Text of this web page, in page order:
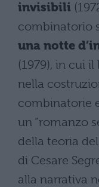
invisibili
combinatorio
una notte
(1979), in cui
nella
combinatorie
un “romanzo
della teoria
di Cesare
alla narrativa